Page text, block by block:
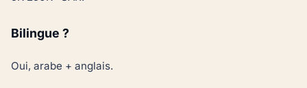
Bilingue ?
Oui, arabe + anglais.